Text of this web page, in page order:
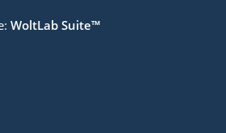
WoltLab Suite™